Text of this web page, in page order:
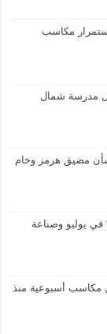
استمرار مكاسب
داخل مدرسة شمال
مضيق هرمز وخام
الخارجية للصين تنمو 19.2% في يوليو وصناعة
مكاسب أسبوعية منذ